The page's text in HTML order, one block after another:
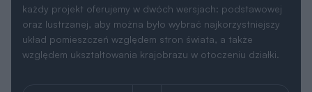
każdy projekt oferujemy w dwóch wersjach: podstawowej
oraz lustrzanej, aby można było wybrać najkorzystniejszy
układ pomieszczeń względem stron świata, a także
względem ukształtowania krajobrazu w otoczeniu działki.